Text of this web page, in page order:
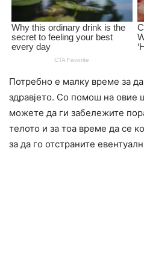
Потребно е малку време за
здравјето. Со помош на овие
можете да ги забележите
телото и за тоа време да се
за да го отстраните